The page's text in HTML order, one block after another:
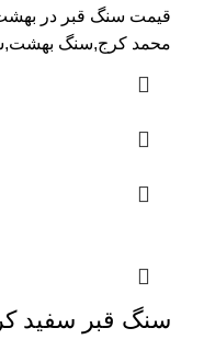
قیمت سنگ قبر در
محمد کرج,سنگ
سنگ قبر سفید